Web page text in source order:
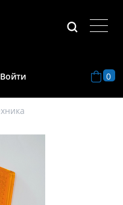
Войти 0